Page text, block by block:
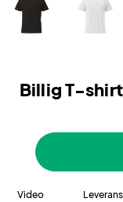
Billig T-
Video Leverans